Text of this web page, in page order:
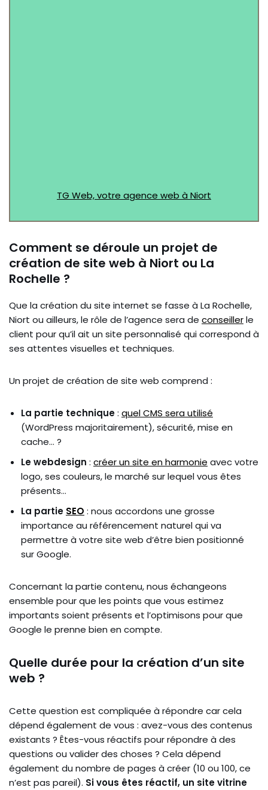
TG Web, votre agence web à Niort
Comment se déroule un projet de
création de site web à Niort ou La
Rochelle ?
Que la création du site internet se fasse à La Rochelle,
Niort ou ailleurs, le rôle de l’agence sera de conseillerle
client pour qu’il ait un site personnalisé qui correspond à
ses attentes visuelles et techniques.
Un projet de création de site web comprend :
La partie technique: quel CMS sera utilisé
(WordPress majoritairement), sécurité, mise en
cache… ?
Le webdesign : créer un site en harmonie avec votre
logo, ses couleurs, le marché sur lequel vous êtes
présents…
La partie SEO : nous accordons une grosse
importance au référencement naturel qui va
permettre à votre site web d’être bien positionné
sur Google.
Concernant la partie contenu, nous échangeons
ensemble pour que les points que vous estimez
importants soient présents et l’optimisons pour que
Google le prenne bien en compte.
Quelle durée pour la création d’un site
web ?
Cette question est compliquée à répondre car cela
dépend également de vous : avez-vous des contenus
existants ? Êtes-vous réactifs pour répondre à des
questions ou valider des choses ? Cela dépend
également du nombre de pages à créer (10 ou 100, ce
n’est pas pareil). Si vous êtes réactif, un site vitrine